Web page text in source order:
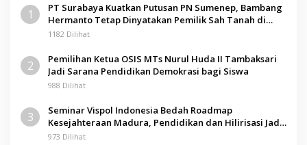
1
PT Surabaya Kuatkan Putusan PN Sumenep, Bambang
Hermanto Tetap Dinyatakan Pemilik Sah Tanah di
Pamolokan
1182 Dilihat
2
Pemilihan Ketua OSIS MTs Nurul Huda II Tambaksari
Jadi Sarana Pendidikan Demokrasi bagi Siswa
988 Dilihat
3
Seminar Vispol Indonesia Bedah Roadmap
Kesejahteraan Madura, Pendidikan dan Hilirisasi Jadi
Kunci
973 Dilihat